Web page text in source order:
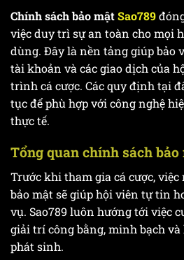
Chính sách bảo mậtSao789
việc duy trì sự an toàn cho mọi
dùng. Đây là nền tảng giúp bảo
tài khoản và các giao dịch của
trình cá cược. Các quy định tại
tục để phù hợp với công nghệ
thực tế.
Tổng quan chính sách bảo
Trước khi tham gia cá cược,
bảo mật sẽ giúp hội viên tự tin
vụ. Sao789 luôn hướng tới việc
giải trí công bằng, minh bạch
phát sinh.